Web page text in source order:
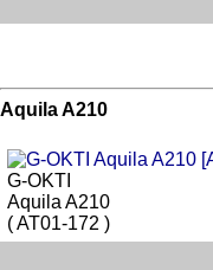
Aquila A210
G-OKTI
Aquila A210
( AT01-172 )